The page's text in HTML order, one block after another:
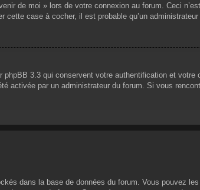
de moi » lors de votre connexion au forum. Ceci
case à cocher, il est probable qu’un
3.3 qui conservent votre authentification et
activée par un administrateur du forum. Si vous
dans la base de données du forum. Vous pouvez